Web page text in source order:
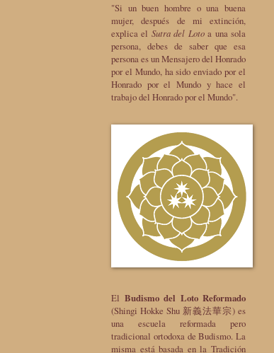
"Si un buen hombre o una buena
mujer, después de mi extinción,
explica el Sutra del Lotoa una sola
persona, debes de saber que esa
persona es un Mensajero del Honrado
por el Mundo, ha sido enviado por el
Honrado por el Mundo y hace el
trabajo del Honrado por el Mundo".
El Budismo del Loto Reformado
(Shingi Hokke Shu 新義法華宗) es
una escuela reformada pero
tradicional ortodoxa de Budismo. La
misma está basada en la Tradición